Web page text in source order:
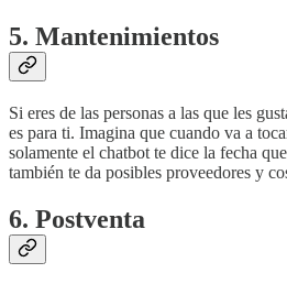
5. Mantenimientos
Si eres de las personas a las que les
es para ti. Imagina que cuando va a
solamente el chatbot te dice la fecha
también te da posibles proveedores y
6. Postventa